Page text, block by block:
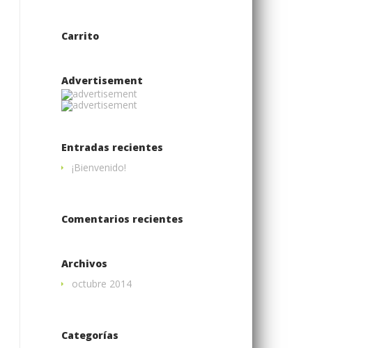
Carrito
Advertisement
Entradas recientes
¡Bienvenido!
Comentarios recientes
Archivos
octubre 2014
Categorías